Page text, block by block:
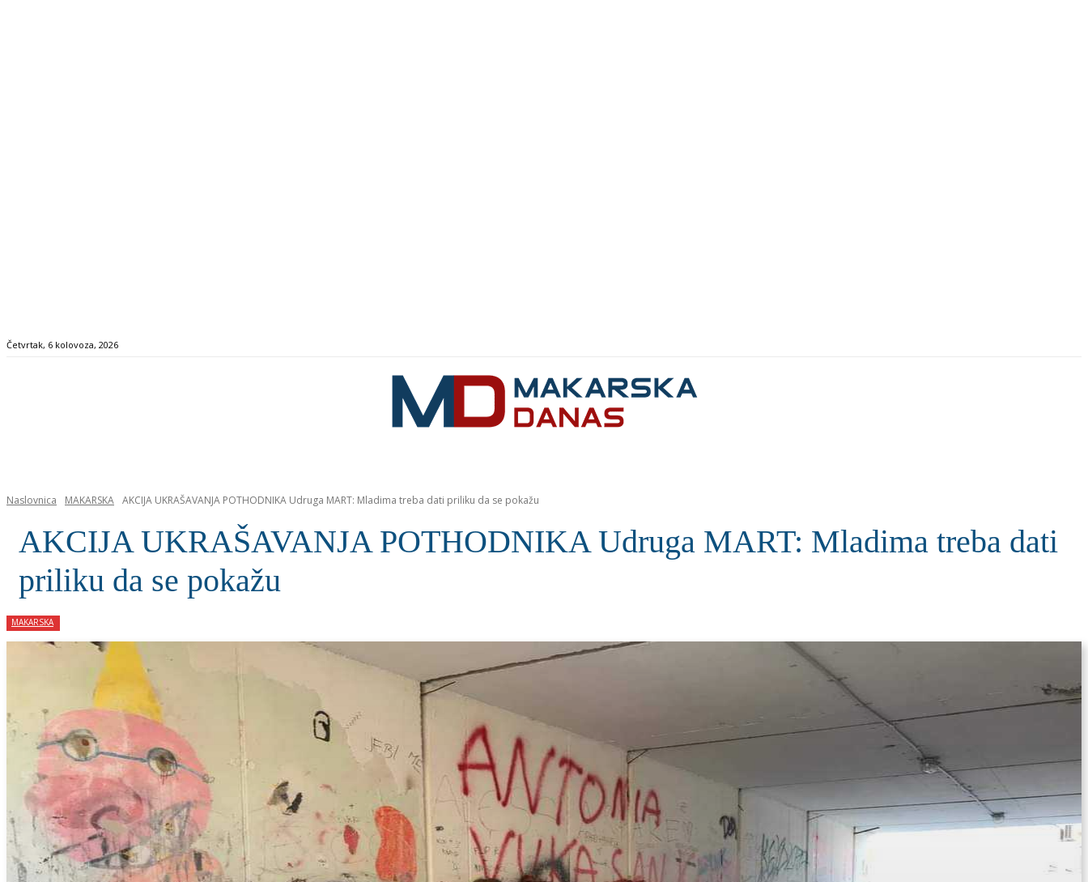
Četvrtak, 6 kolovoza, 2026
Naslovnica MAKARSKA AKCIJA UKRAŠAVANJA POTHODNIKA Udruga MART: Mladima treba dati priliku da se pokažu
AKCIJA UKRAŠAVANJA POTHODNIKA Udruga MART: Mladima treba dati
priliku da se pokažu
MAKARSKA